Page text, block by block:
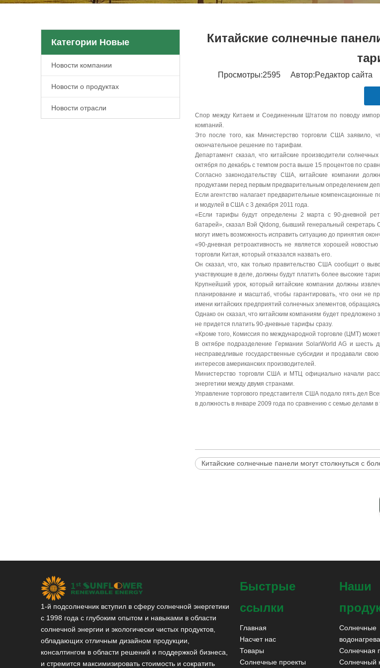
Категории Новые
Новости компании
Новости о продуктах
Новости отрасли
Китайские солнечные
Просмотры:2595Автор:Pедактор сайта
Спор между Китаем и Соединенным Штатом по поводу
компаний.
Это после того, как Министерство торговли США заявило,
окончательное решение по тарифам.
Департамент сказал, что китайские производители
октября по декабрь с темпом роста выше 15 процентов по
Согласно законодательству США, китайские компании
продуктами перед первым предварительным определением
Если агентство налагает предварительные компенсационные
и модулей в США с 3 декабря 2011 года.
«Если тарифы будут определены 2 марта с 90-дневной
батарей», сказал Вэй Qidong, бывший генеральный
могут иметь возможность исправить ситуацию до принятия
«90-дневная ретроактивность не является хорошей
торговли Китая, который отказался назвать его.
Он сказал, что, как только правительство США сообщит о
участвующие в деле, должны будут платить более высокие
Крупнейший урок, который китайские компании должны
планирование и масштаб, чтобы гарантировать, что они не
имени китайских предприятий солнечных элементов,
Однако он сказал, что китайским компаниям будет
не придется платить 90-дневные тарифы сразу.
«Кроме того, Комиссия по международной торговле (ЦМТ)
В октябре подразделение Германии SolarWorld AG и шесть
несправедливые государственные субсидии и продавали
интересов американских производителей.
Министерство торговли США и МТЦ официально начали
энергетики между двумя странами.
Управление торгового представителя США подало пять дел
в должность в январе 2009 года по сравнению с семью
Китайские солнечные панели могут столкнуться с
1-й подсолнечник вступил в сферу солнечной энергетики
с 1998 года с глубоким опытом и навыками в области
солнечной энергии и экологически чистых продуктов,
обладающих отличным дизайном продукции,
консалтингом в области решений и поддержкой бизнеса,
и стремится максимизировать стоимость и сократить
Быстрые
ссылки
Главная
Насчет нас
Товары
Солнечные проекты
Наши
Солнечные
Солнечная
Солнечный